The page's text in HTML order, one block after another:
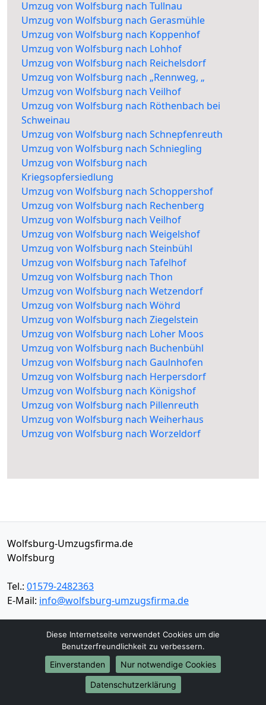
Umzug von Wolfsburg nach Tullnau
Umzug von Wolfsburg nach Gerasmühle
Umzug von Wolfsburg nach Koppenhof
Umzug von Wolfsburg nach Lohhof
Umzug von Wolfsburg nach Reichelsdorf
Umzug von Wolfsburg nach „Rennweg, „
Umzug von Wolfsburg nach Veilhof
Umzug von Wolfsburg nach Röthenbach bei
Schweinau
Umzug von Wolfsburg nach Schnepfenreuth
Umzug von Wolfsburg nach Schniegling
Umzug von Wolfsburg nach
Kriegsopfersiedlung
Umzug von Wolfsburg nach Schoppershof
Umzug von Wolfsburg nach Rechenberg
Umzug von Wolfsburg nach Veilhof
Umzug von Wolfsburg nach Weigelshof
Umzug von Wolfsburg nach Steinbühl
Umzug von Wolfsburg nach Tafelhof
Umzug von Wolfsburg nach Thon
Umzug von Wolfsburg nach Wetzendorf
Umzug von Wolfsburg nach Wöhrd
Umzug von Wolfsburg nach Ziegelstein
Umzug von Wolfsburg nach Loher Moos
Umzug von Wolfsburg nach Buchenbühl
Umzug von Wolfsburg nach Gaulnhofen
Umzug von Wolfsburg nach Herpersdorf
Umzug von Wolfsburg nach Königshof
Umzug von Wolfsburg nach Pillenreuth
Umzug von Wolfsburg nach Weiherhaus
Umzug von Wolfsburg nach Worzeldorf
Wolfsburg-Umzugsfirma.de
Wolfsburg
Tel.: 01579-2482363
E-Mail: info@wolfsburg-umzugsfirma.de
Öffnungszeiten:
Mo - Sa: 08:00 - 16:00 Uhr
Impressum
Datenschutz
Diese Internetseite verwendet Cookies um die
Benutzerfreundlichkeit zu verbessern.
Einverstanden
Nur notwendige Cookies
Datenschutzerklärung